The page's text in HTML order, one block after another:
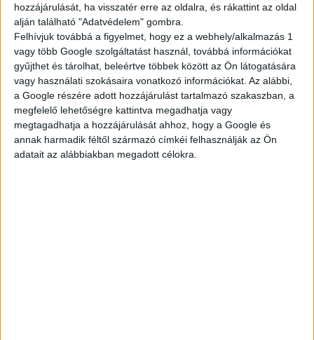
hozzájárulását, ha visszatér erre az oldalra, és rákattint az oldal
alján található "Adatvédelem" gombra.
Felhívjuk továbbá a figyelmet, hogy ez a webhely/alkalmazás 1
vagy több Google szolgáltatást használ, továbbá információkat
gyűjthet és tárolhat, beleértve többek között az Ön látogatására
vagy használati szokásaira vonatkozó információkat. Az alábbi,
a Google részére adott hozzájárulást tartalmazó szakaszban, a
megfelelő lehetőségre kattintva megadhatja vagy
megtagadhatja a hozzájárulását ahhoz, hogy a Google és
annak harmadik féltől származó címkéi felhasználják az Ön
adatait az alábbiakban megadott célokra.
Multimédia
Élvezze a fedélzeti navigációs rendszer előnyeit a valós
idejű navigációval, a sebességmérő kamera
figyelmeztetéssel, az üzemanyagtöltő állomásokkal,
valamint a POI-kkal (érdekes helyek)*, vagy csatlakoztassa
okostelefonját az Apple CarPlay vagy Android Auto
alkalmazáshoz, hogy az autó multimédia kijelzőjén
keresztül játszhassa le kedvenc zenéit és használhassa
kedvenc okostelefon-alkalmazásait.